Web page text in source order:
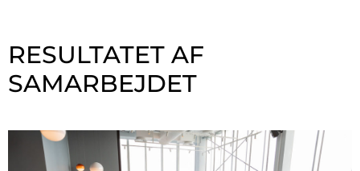
RESULTATET AF
SAMARBEJDET